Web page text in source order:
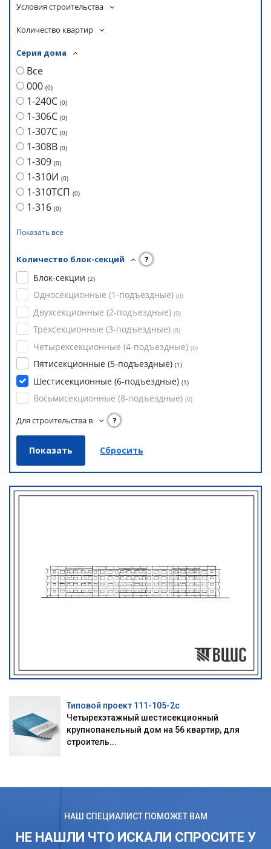
Условия строительства
Количество квартир
Серия дома
Все
000 (0)
1-240С (0)
1-306С (0)
1-307С (0)
1-308В (0)
1-309 (0)
1-310И (0)
1-310ТСП (0)
1-316 (0)
Показать все
Количество блок-секций ?
Блок-секции (2)
Односекционные (1-подъездные) (0)
Двухсекционные (2-подъездные) (0)
Трехсекционные (3-подъездные) (0)
Четырехсекционные (4-подъездные) (0)
Пятисекционные (5-подъездные) (1)
Шестисекционные (6-подъездные) (1)
Восьмисекционные (8-подъездные) (0)
Для строительства в ?
Типовой проект 111-105-2с
Четырехэтажный шестисекционный
крупнопанельный дом на 56 квартир, для
строитель...
НАШ СПЕЦИАЛИСТ ПОМОЖЕТ ВАМ
НЕ НАШЛИ ЧТО ИСКАЛИ СПРОСИТЕ У